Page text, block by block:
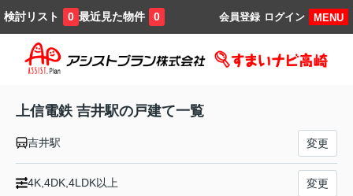
検討リスト 0 最近見た物件 0 MENU
ログイン
会員登録
上信電鉄 吉井駅の戸建て一覧
吉井駅 変更
4K,4DK,4LDK以上 変更